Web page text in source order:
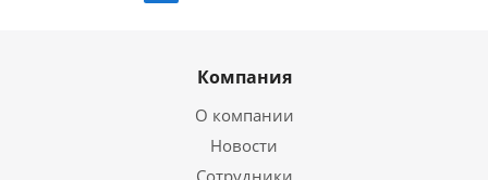
Компания
О компании
Новости
Сотрудники